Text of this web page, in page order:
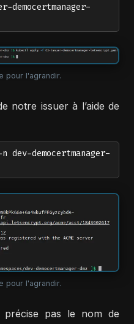
pour l'agrandir.
notre issuer à l’aide de
democertmanager-
pour l'agrandir.
pas le nom de